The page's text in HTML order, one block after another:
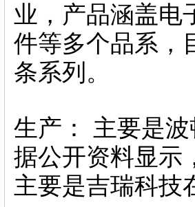
业，产品涵盖电
件等多个品系，
条系列。
生产： 主要是
据公开资料显示
主要是吉瑞科技